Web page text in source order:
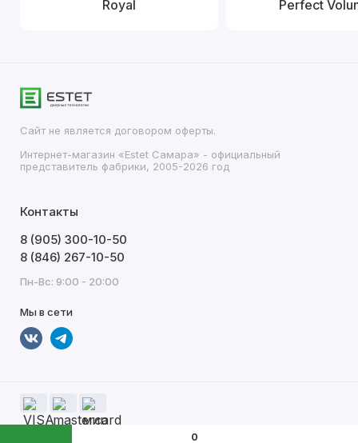
0
Royal Perfect
Сайт не является договором оферты.
Интернет-магазин «Estet Самара» - официальный
представитель фабрики, 2005-2026 год
Контакты
8 (905) 300-10-50
8 (846) 267-10-50
Пн-Вс: 9:00 - 20:00
Мы в сети